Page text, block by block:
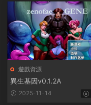
遊戲資源
異生基因v0.1.2A
2025-11-14